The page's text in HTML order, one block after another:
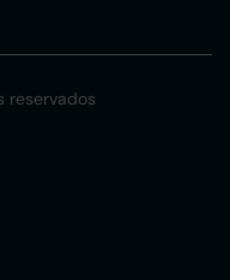
reservados